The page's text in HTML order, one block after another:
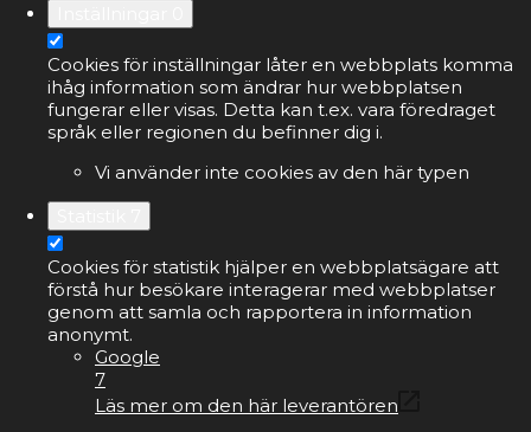
Cookies för inställningar låter en webbplats komma
ihåg information som ändrar hur webbplatsen
fungerar eller visas. Detta kan t.ex. vara föredraget
språk eller regionen du befinner dig i.
Vi använder inte cookies av den här typen
Cookies för statistik hjälper en webbplatsägare att
förstå hur besökare interagerar med webbplatser
genom att samla och rapportera in information
anonymt.
Google
7
Läs mer om den här leverantören